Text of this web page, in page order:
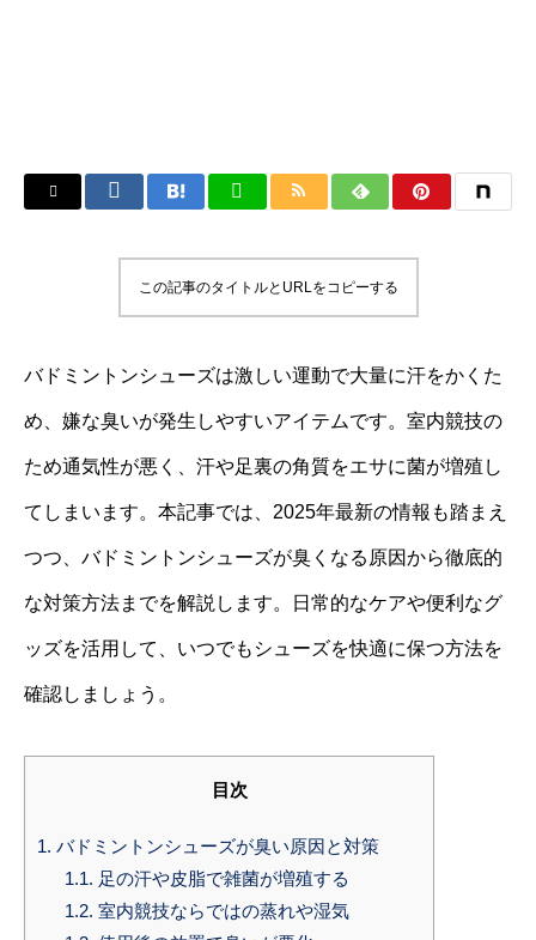
この記事のタイトルとURLをコピーする
バドミントンシューズは激しい運動で大量に汗をかくた
め、嫌な臭いが発生しやすいアイテムです。室内競技の
ため通気性が悪く、汗や足裏の角質をエサに菌が増殖し
てしまいます。本記事では、2025年最新の情報も踏まえ
つつ、バドミントンシューズが臭くなる原因から徹底的
な対策方法までを解説します。日常的なケアや便利なグ
ッズを活用して、いつでもシューズを快適に保つ方法を
確認しましょう。
目次
1. バドミントンシューズが臭い原因と対策
1.1. 足の汗や皮脂で雑菌が増殖する
1.2. 室内競技ならではの蒸れや湿気